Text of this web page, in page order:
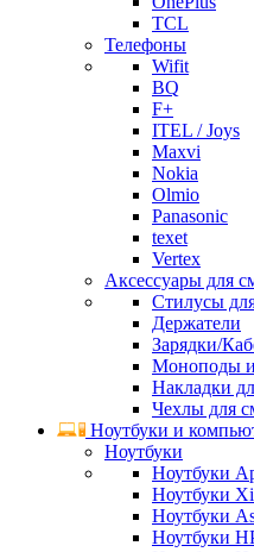
TCL
Телефоны
Wifit
BQ
F+
ITEL / Joys
Maxvi
Nokia
Olmio
Panasonic
texet
Vertex
Аксессуары для
Стилусы
Держатели
Зарядки/
Моноподы
Накладки
Чехлы для
Ноутбуки и
Ноутбуки
Ноутбуки
Ноутбуки
Ноутбуки
Ноутбуки